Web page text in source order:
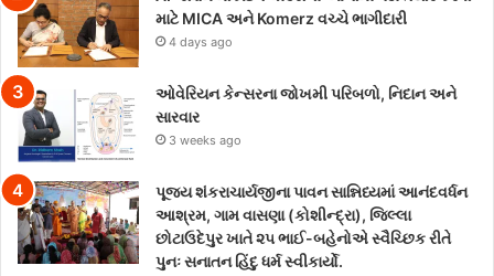
માટે MICA અને Komerz વચ્ચે ભાગીદારી
4 days ago
ઓવેરિયન કેન્સરના જોખમી પરિબળો, નિદાન અને
સારવાર
3 weeks ago
પૂજ્ય શંકરાચાર્યજીના પાવન સાન્નિધ્યમાં આનંદવર્ધન
આશ્રમ, ગામ વાસણા (કોશીન્દ્રા), જિલ્લા
છોટાઉદેપુર ખાતે ૨૫ ભાઈ-બહેનોએ સ્વૈચ્છિક રીતે
પુનઃ સનાતન હિંદુ ધર્મ સ્વીકાર્યો.